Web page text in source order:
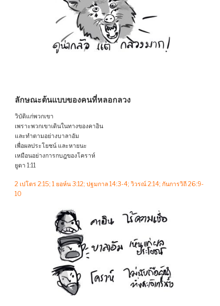
ลักษณะต้นแบบของคนที่หลอกลวง
วิบัติแก่พวกเขา
เพราะพวกเขาเดินในทางของคาอิน
และทำตามอย่างบาลาอัม
เพื่อผลประโยชน์ และหายนะ
เหมือนอย่างการกบฎของโคราห์
ยูดา 1:11
2 เปโตร 2:15; 1 ยอห์น 3:12; ปฐมกาล 14:3-4; วิวรณ์ 2:14; กันการวิถี 26:9-
10